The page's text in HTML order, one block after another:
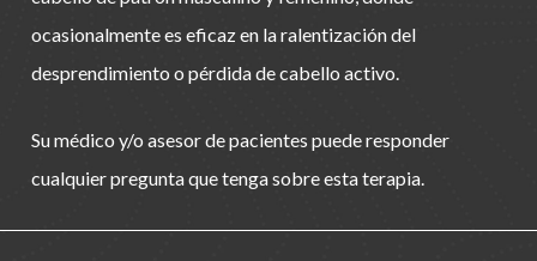
ocasionalmente es eficaz en la ralentización del
desprendimiento o pérdida de cabello activo.
Su médico y/o asesor de pacientes puede responder
cualquier pregunta que tenga sobre esta terapia.